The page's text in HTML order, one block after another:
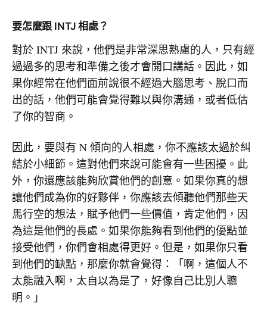
要怎麼跟 INTJ 相處？
對於 INTJ 來說，他們是非常深思熟慮的人，只有經
過過多的思考和準備之後才會開口講話。因此，如
果你經常在他們面前說很不經過大腦思考、脫口而
出的話，他們可能會覺得難以與你溝通，或者低估
了你的智商。
因此，要與有 N 傾向的人相處，你不應該太過於糾
結於小細節。這對他們來說可能會有一些困擾。此
外，你還應該能夠欣賞他們的創意。如果你真的想
讓他們成為你的好夥伴，你應該去傾聽他們那些天
馬行空的想法，賦予他們一些價值，肯定他們，因
為這是他們的長處。如果你能夠看到他們的優點並
接受他們，你們會相處得更好。但是，如果你只看
到他們的缺點，那麼你就會覺得：「啊，這個人不
太能融入啊，太自以為是了，好像自己比別人聰
明。」